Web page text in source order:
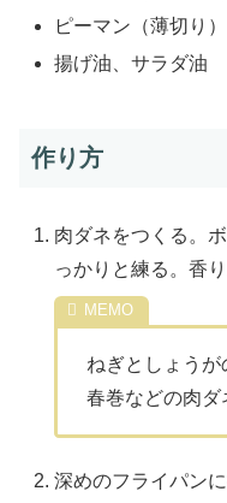
ピーマン（薄切り
揚げ油、サラダ油
作り方
肉ダネをつくる。
っかりと練る。香
ねぎとしょう
春巻などの肉ダ
深めのフライパン